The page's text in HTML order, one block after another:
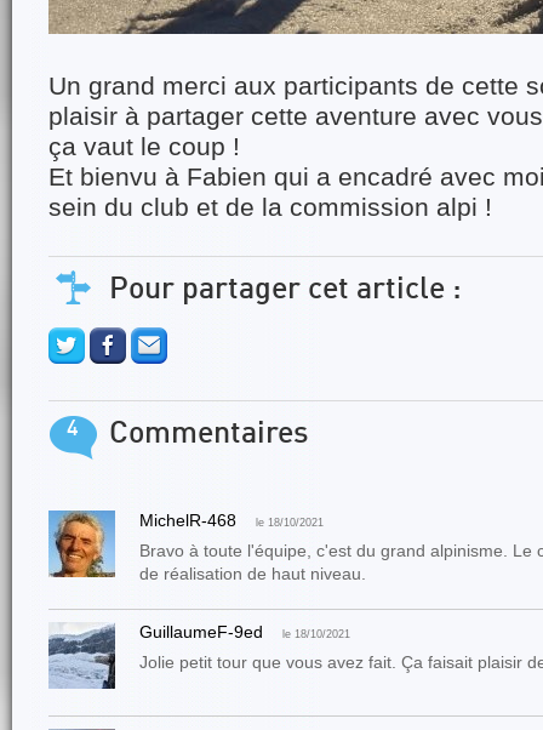
Un grand merci aux participants de cette
plaisir à partager cette aventure avec
ça vaut le coup !
Et bienvu à Fabien qui a encadré avec
sein du club et de la commission alpi !
Pour partager cet article :
4 Commentaires
MichelR-468 le 18/10/2021
Bravo à toute l'équipe, c'est du grand alpinisme. Le
de réalisation de haut niveau.
GuillaumeF-9ed le 18/10/2021
Jolie petit tour que vous avez fait. Ça faisait plaisir